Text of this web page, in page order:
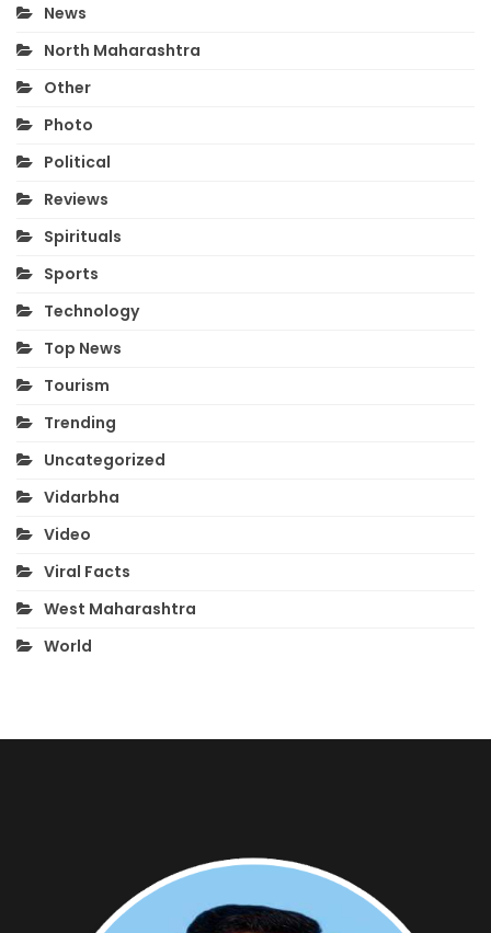
News
North Maharashtra
Other
Photo
Political
Reviews
Spirituals
Sports
Technology
Top News
Tourism
Trending
Uncategorized
Vidarbha
Video
Viral Facts
West Maharashtra
World